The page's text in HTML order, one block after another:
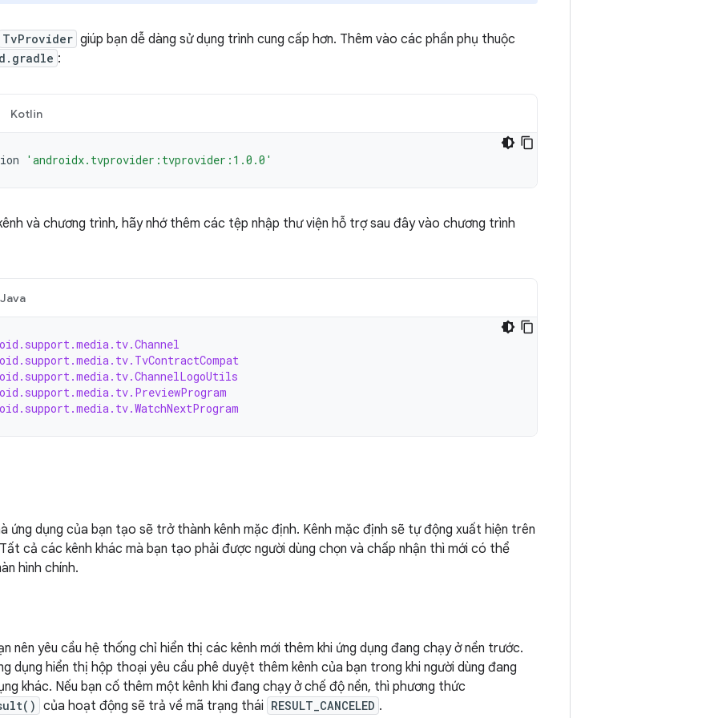
TvProvider giúp bạn dễ dàng sử dụng trình cung cấp hơn. Thêm vào các phần phụ thuộc
:
Kotlin
'androidx.tvprovider:tvprovider:1.0.0'
và chương trình, hãy nhớ thêm các tệp nhập thư viện hỗ trợ sau đây vào chương trình
Java
ứng dụng của bạn tạo sẽ trở thành kênh mặc định. Kênh mặc định sẽ tự động xuất hiện trên
cả các kênh khác mà bạn tạo phải được người dùng chọn và chấp nhận thì mới có thể
hình chính.
nên yêu cầu hệ thống chỉ hiển thị các kênh mới thêm khi ứng dụng đang chạy ở nền trước.
dụng hiển thị hộp thoại yêu cầu phê duyệt thêm kênh của bạn trong khi người dùng đang
khác. Nếu bạn cố thêm một kênh khi đang chạy ở chế độ nền, thì phương thức
của hoạt động sẽ trả về mã trạng thái RESULT_CANCELED .